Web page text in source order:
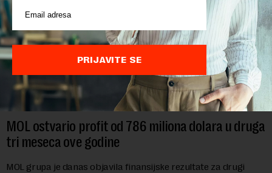
MOL ostvario profit od 786 miliona dolara u druga
tri meseca ove godine
MOL grupa je danas objavila finansijske rezultate za drugi
PRIJAVITE SE